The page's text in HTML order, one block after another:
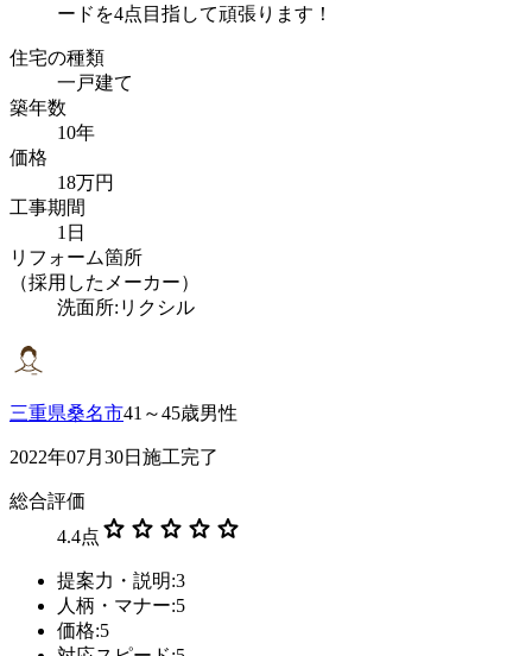
ードを4点目指して頑張ります！
住宅の種類
一戸建て
築年数
10年
価格
18万円
工事期間
1日
リフォーム箇所
（採用したメーカー）
洗面所:リクシル
三重県桑名市41～45歳男性
2022年07月30日施工完了
総合評価
4.4点 star star star star star
提案力・説明:3
人柄・マナー:5
価格:5